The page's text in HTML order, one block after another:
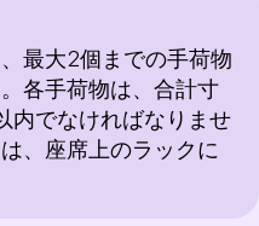
最大2個までの手荷物
各手荷物は、合計寸
内でなければなりませ
、座席上のラックに